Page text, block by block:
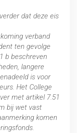
dat deze eis
verband
ten gevolge
b beschreven
langere
is voor
Het College
met artikel 7.51
bij wet vast
komen